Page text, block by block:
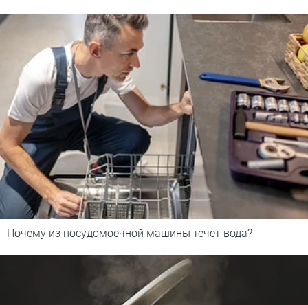
Почему из посудомоечной машины течет вода?